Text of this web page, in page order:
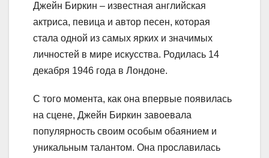
Джейн Биркин – известная английская
актриса, певица и автор песен, которая
стала одной из самых ярких и значимых
личностей в мире искусства. Родилась 14
декабря 1946 года в Лондоне.
С того момента, как она впервые появилась
на сцене, Джейн Биркин завоевала
популярность своим особым обаянием и
уникальным талантом. Она прославилась